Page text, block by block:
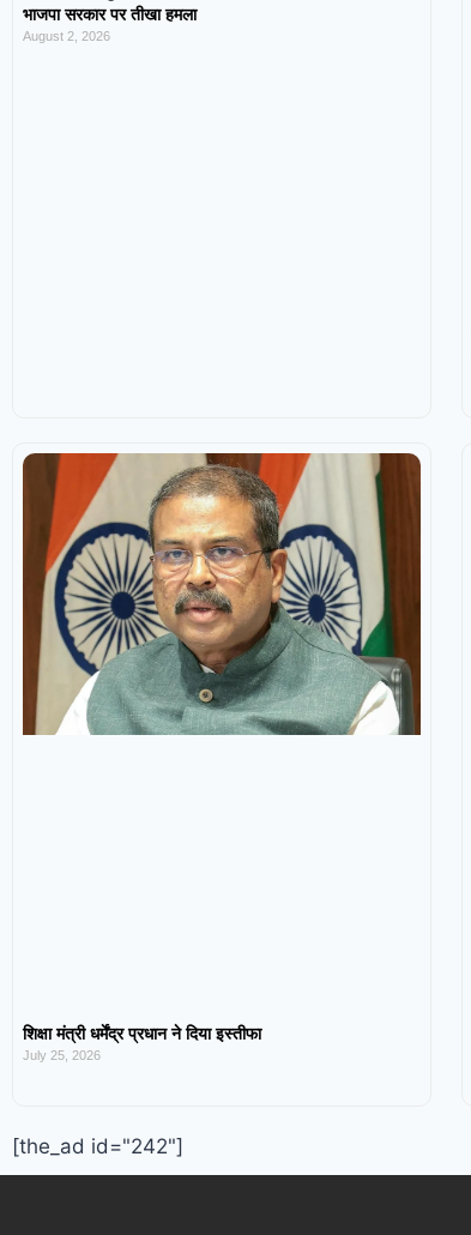
भाजपा सरकार पर तीखा हमला
August 2, 2026
शिक्षा मंत्री धर्मेंद्र प्रधान ने दिया इस्तीफा
July 25, 2026
[the_ad id="242"]